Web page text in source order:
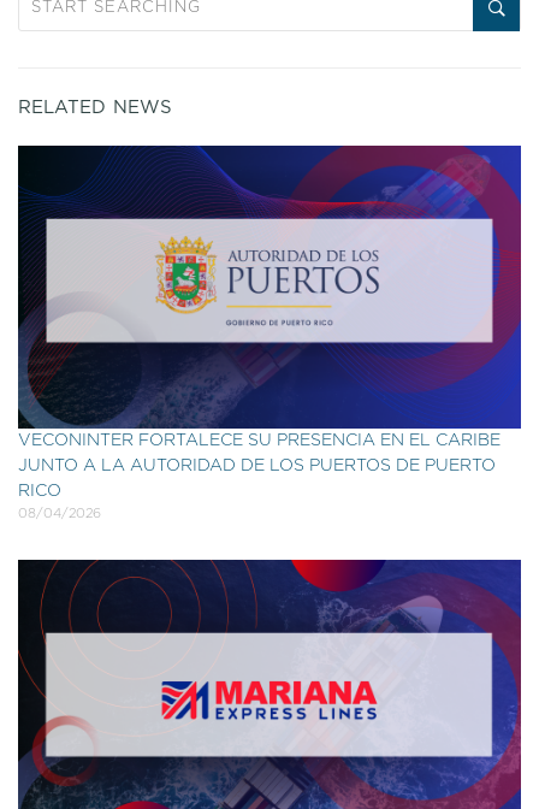
RELATED NEWS
VECONINTER FORTALECE SU PRESENCIA EN EL CARIBE
JUNTO A LA AUTORIDAD DE LOS PUERTOS DE PUERTO
RICO
08/04/2026